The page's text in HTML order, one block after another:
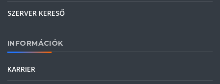
SZERVER KERESŐ
INFORMÁCIÓK
KARRIER